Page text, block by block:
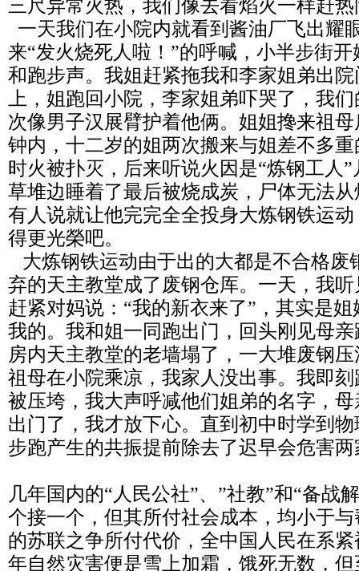
三尺异常火热，我们像去看焰火一样赶
一天我们在小院内就看到酱油厂飞出耀
来“发火烧死人啦！”的呼喊，小半步街
和跑步声。我姐赶紧拖我和李家姐弟出
上，姐跑回小院，李家姐弟吓哭了，我
次像男子汉展臂护着他俩。姐姐搀来祖
钟内，十二岁的姐两次搬来与姐差不多
时火被扑灭，后来听说火因是“炼钢工人
草堆边睡着了最后被烧成炭，尸体无法
有人说就让他完完全全投身大炼钢铁运
得更光榮吧。
大炼钢铁运动由于出的大都是不合格废
弃的天主教堂成了废钢仓厍。一天，我
赶紧对妈说：“我的新衣来了”，其实是
我的。我和姐一同跑出门，回头刚见母
房内天主教堂的老墙塌了，一大堆废钢
祖母在小院乘凉，我家人没出事。我即
被压垮，我大声呼减他们姐弟的名字，
出门了，我才放下心。直到初中时学到
步跑产生的共振提前除去了迟早
几年国内的“人民公社”、”社教”和“备战
个接一个，但其所付社会成本，均小于
的苏联之争所付代价，全中国人民在系
年自然灾害便是雪上加霜，饿死无数，